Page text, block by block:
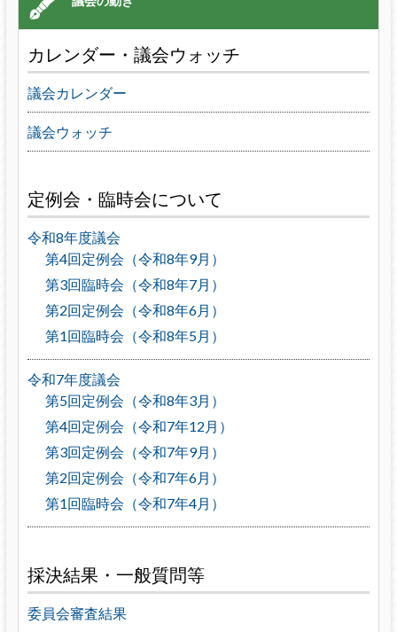
カレンダー・議会ウォッチ
議会カレンダー
議会ウォッチ
定例会・臨時会について
令和8年度議会
第4回定例会（令和8年9月）
第3回臨時会（令和8年7月）
第2回定例会（令和8年6月）
第1回臨時会（令和8年5月）
令和7年度議会
第5回定例会（令和8年3月）
第4回定例会（令和7年12月）
第3回定例会（令和7年9月）
第2回定例会（令和7年6月）
第1回臨時会（令和7年4月）
採決結果・一般質問等
委員会審査結果